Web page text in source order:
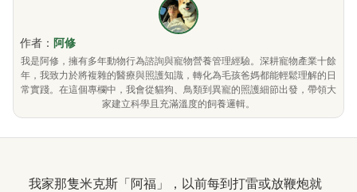
作者： 阿修
我是阿修，擁有多年動物行為諮詢與寵物營養管理經驗。深耕寵物產業十餘
年，我致力於將複雜的醫療與照護知識，轉化為毛孩爸媽都能輕鬆理解的日
常實踐。在這個專欄中，我會從貓狗、鳥類到異寵的照護細節出發，帶領大
家建立科學且充滿溫度的飼養邏輯。
我家那隻米克斯「阿福」，以前每到打雷或放鞭炮就